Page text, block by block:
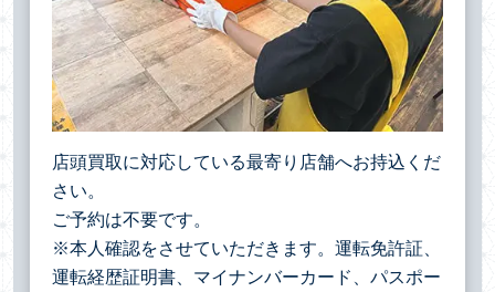
店頭買取に対応している最寄り店舗へお持込くだ
さい。
ご予約は不要です。
※本人確認をさせていただきます。運転免許証、
運転経歴証明書、マイナンバーカード、パスポー